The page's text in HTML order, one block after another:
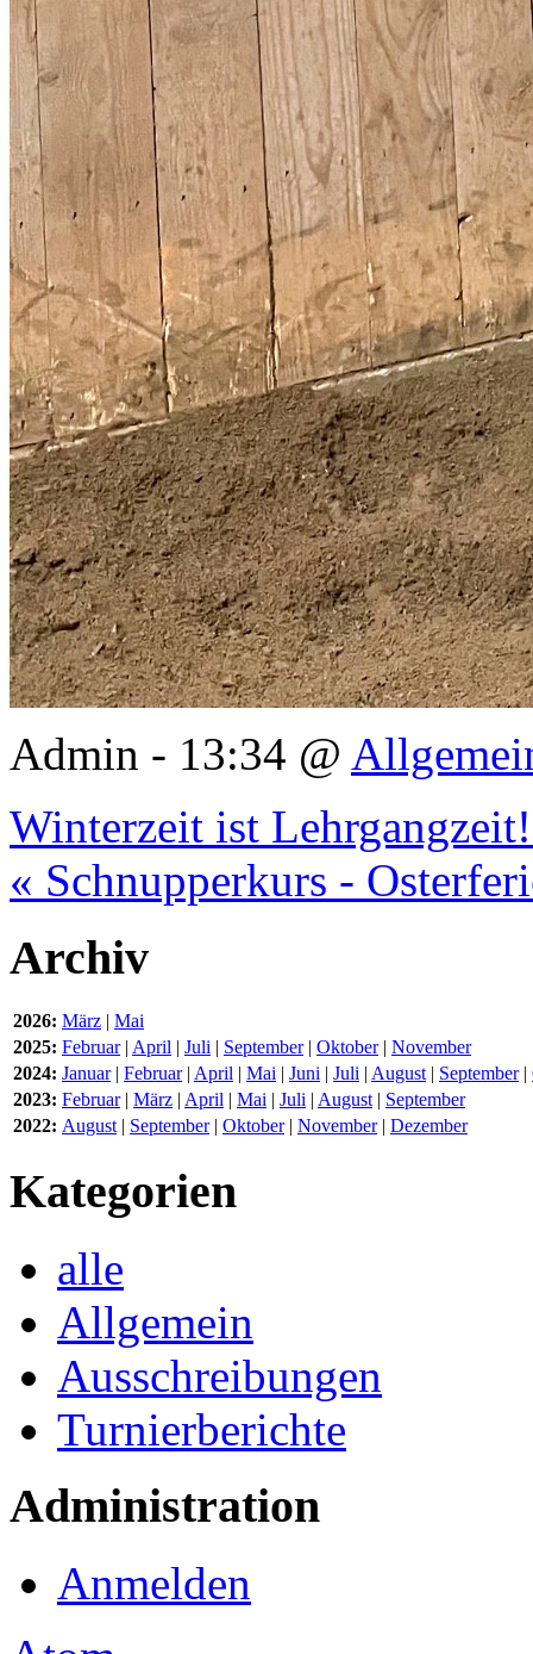
Admin - 13:34 @
Winterzeit ist
« Schnupperkurs -
Archiv
2026: März | Mai
2025: Februar| April | Juli | September| Oktober| November
2024: Januar| Februar| April | Mai | Juni | Juli | August | September|
2023: Februar| März | April | Mai | Juli | August | September
2022: August | September| Oktober| November| Dezember
Kategorien
alle
Allgemein
Ausschreibungen
Turnierberichte
Administration
Anmelden